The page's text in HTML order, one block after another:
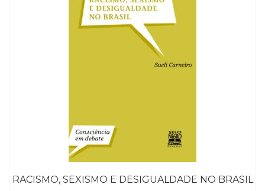
RACISMO, SEXISMO E DESIGUALDADE NO BRASIL